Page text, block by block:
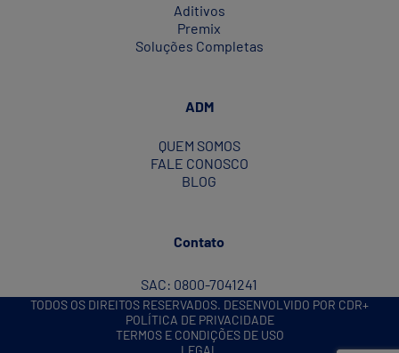
Aditivos
Premix
Soluções Completas
ADM
QUEM SOMOS
FALE CONOSCO
BLOG
Contato
SAC: 0800-7041241
TODOS OS DIREITOS RESERVADOS. DESENVOLVIDO POR CDR+
POLÍTICA DE PRIVACIDADE
TERMOS E CONDIÇÕES DE USO
LEGAL